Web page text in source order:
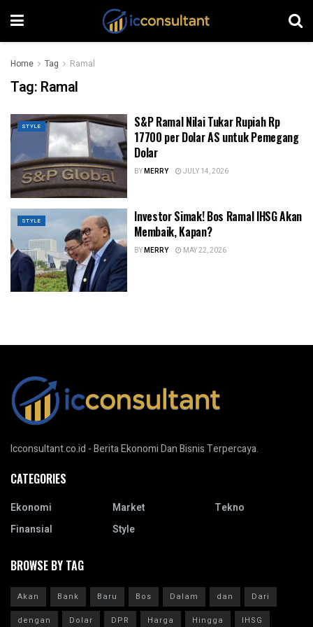
Home Tag Ramal
Tag: Ramal
STYLE
S&P Ramal Nilai Tukar Rupiah Rp
17700 per Dolar AS untuk Pemegang
Dolar
BYMERRY JULY 14, 2026
STYLE
Investor Simak! Bos Ramal IHSG Akan
Membaik, Kapan?
BYMERRY MAY 22, 2026
Icconsultant.co.id - Berita Ekonomi Dan Bisnis Terpercaya.
CATEGORIES
Ekonomi
Finansial
Market
Style
Tekno
BROWSE BY TAG
Akan Bank Baru Bos Dalam dan
Dari
dengan
Dolar DPR Harga Hingga IHSG